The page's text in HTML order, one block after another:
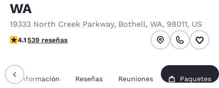
WA
19333 North Creek Parkway, Bothell, WA, 98011, US
calificación de 4.09 estrellas. Muy bueno.
4.1539 reseñas
Información Reseñas Reuniones Paquetes